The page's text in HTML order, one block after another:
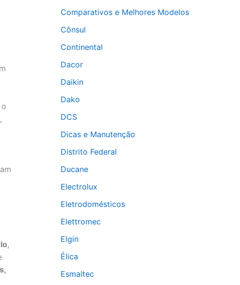
,
Comparativos e Melhores Modelos
Cônsul
Continental
Dacor
Daikin
Dako
DCS
Dicas e Manutenção
Distrito Federal
Ducane
Electrolux
Eletrodomésticos
Elettromec
Elgin
Élica
Esmaltec